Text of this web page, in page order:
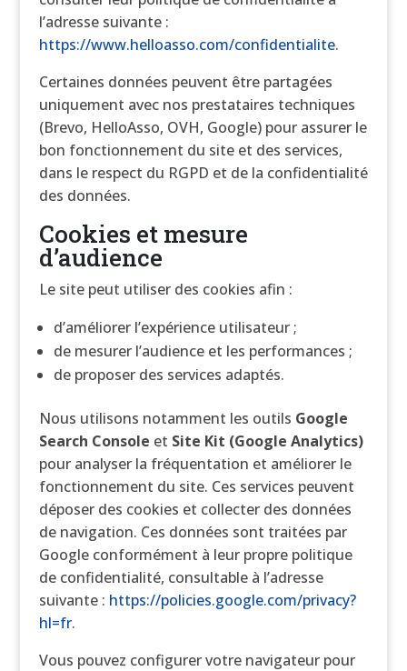
l’adresse suivante :
https://www.helloasso.com/confidentialite.
Certaines données peuvent être partagées
uniquement avec nos prestataires techniques
(Brevo, HelloAsso, OVH, Google) pour assurer le
bon fonctionnement du site et des services,
dans le respect du RGPD et de la confidentialité
des données.
Cookies et mesure
d’audience
Le site peut utiliser des cookies afin :
d’améliorer l’expérience utilisateur ;
de mesurer l’audience et les performances ;
de proposer des services adaptés.
Nous utilisons notamment les outils Google
Search Console et Site Kit (Google Analytics)
pour analyser la fréquentation et améliorer le
fonctionnement du site. Ces services peuvent
déposer des cookies et collecter des données
de navigation. Ces données sont traitées par
Google conformément à leur propre politique
de confidentialité, consultable à l’adresse
suivante : https://policies.google.com/privacy?
hl=fr.
Vous pouvez configurer votre navigateur pour